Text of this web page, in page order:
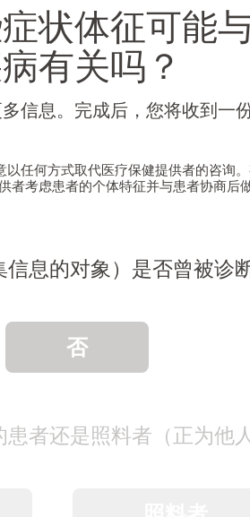
状体征可能
有关吗？
信息。完成后，您将收到一
任何方式取代医疗保健提供者的咨询
考虑患者的个体特征并与患者协商后做
息的对象）是否曾被诊
否
者还是照料者（正为他